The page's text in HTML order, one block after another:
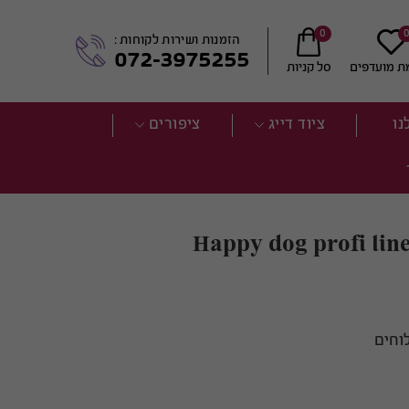
מועדפים
0
0
סל קניות
הזמנות ושירות לקוחות :
072-3975255
ציוד דייג ציפורים